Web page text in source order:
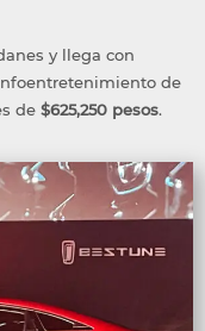
y llega con
de
de $625,250 pesos.